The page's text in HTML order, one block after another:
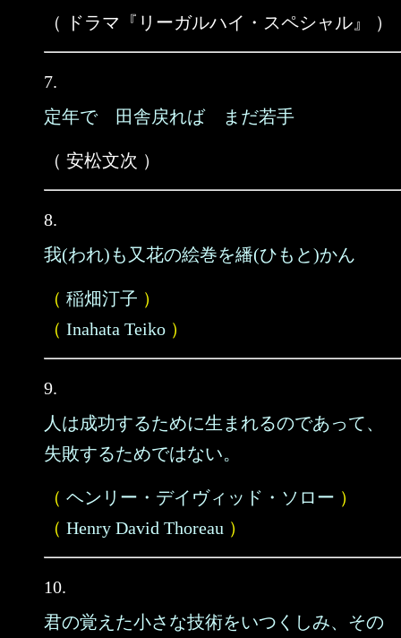
（ ドラマ『リーガルハイ・スペシャル』 ）
7.
定年で 田舎戻れば まだ若手
（ 安松文次 ）
8.
我(われ)も又花の絵巻を繙(ひもと)かん
（ 稲畑汀子 ）
（ Inahata Teiko ）
9.
人は成功するために生まれるのであって、
失敗するためではない。
（ ヘンリー・デイヴィッド・ソロー ）
（ Henry David Thoreau ）
10.
君の覚えた小さな技術をいつくしみ、その